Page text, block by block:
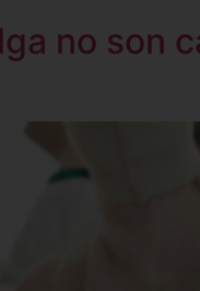
no son